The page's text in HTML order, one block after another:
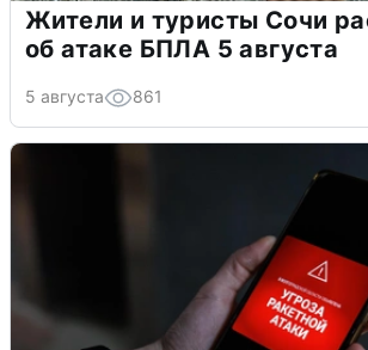
Жители и туристы Сочи
об атаке БПЛА 5 августа
5 августа 861